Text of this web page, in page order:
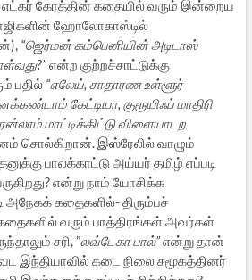
எட்கர் கேரத்தின் கதையில் வரும் இன்றைய
ஹோலோகாஸ்டில்
“ஜெர்மன் கம்பெனியின் அடிடாஸ்
என்ற குற்றச்சாட்டுக்கு
பதில் “எலேய், சாதாரண உள்ளூர்
கேட்டியா, குரூயிஃப் மாதிரி
மாட்டிக்கிட்டு விளையாடற
சொல்கிறான். இஸ்ரேலில் வாழும்
பாலக்காட்டு அய்யர் தமிழ் எப்படி
என்று நாம் யோசிக்க
அநேகக் கதைகளில்- திரும்பச்
வரும் பாத்திரங்கள் அவர்கள்
சரி, ”லவ்டேகா பால்”என்று தான்
இந்தியாவில் கடை நிலை சமூகத்தினர்